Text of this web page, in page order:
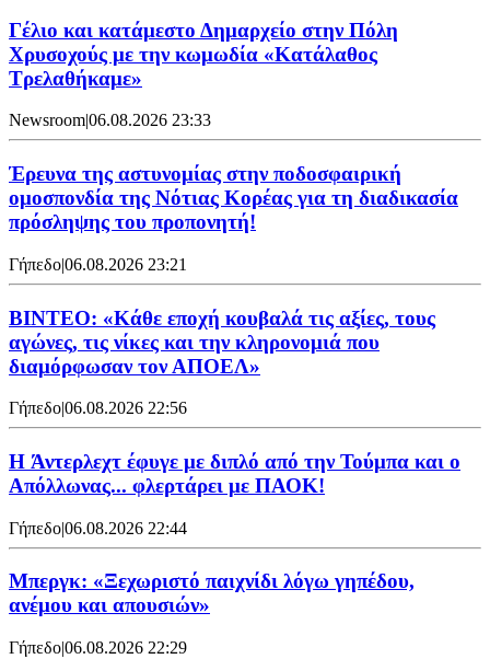
Γέλιο και κατάμεστο Δημαρχείο στην Πόλη
Χρυσοχούς με την κωμωδία «Κατάλαθος
Τρελαθήκαμε»
Newsroom|06.08.2026 23:33
Έρευνα της αστυνομίας στην ποδοσφαιρική
ομοσπονδία της Νότιας Κορέας για τη διαδικασία
πρόσληψης του προπονητή!
Γήπεδο|06.08.2026 23:21
ΒΙΝΤΕΟ: «Κάθε εποχή κουβαλά τις αξίες, τους
αγώνες, τις νίκες και την κληρονομιά που
διαμόρφωσαν τον ΑΠΟΕΛ»
Γήπεδο|06.08.2026 22:56
H Άντερλεχτ έφυγε με διπλό από την Τούμπα και ο
Απόλλωνας... φλερτάρει με ΠΑΟΚ!
Γήπεδο|06.08.2026 22:44
Μπεργκ: «Ξεχωριστό παιχνίδι λόγω γηπέδου,
ανέμου και απουσιών»
Γήπεδο|06.08.2026 22:29